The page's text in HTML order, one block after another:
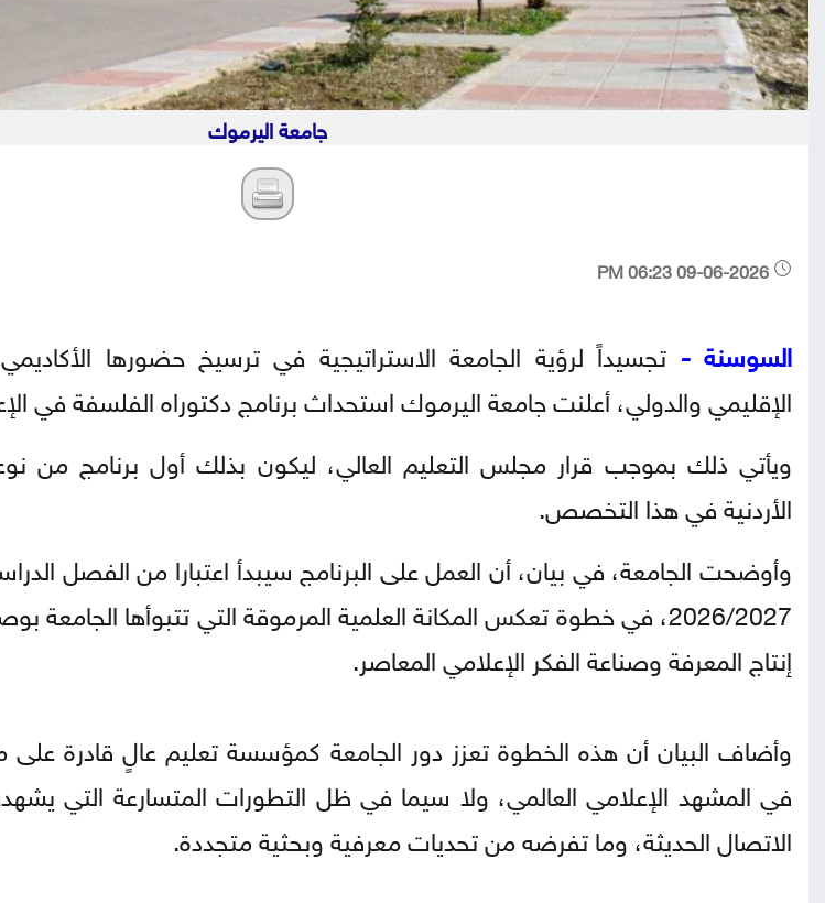
جامعة اليرموك
السوسنة - تجسيداً لرؤية الجامعة الاستراتيجية في ترسيخ حضورها
الإقليمي والدولي، أعلنت جامعة اليرموك استحداث برنامج دكتوراه الفلسفة في
ويأتي ذلك بموجب قرار مجلس التعليم العالي، ليكون بذلك أول برنامج من
الأردنية في هذا التخصص.
وأوضحت الجامعة، في بيان، أن العمل على البرنامج سيبدأ اعتبارا من الفصل
2026/2027، في خطوة تعكس المكانة العلمية المرموقة التي تتبوأها الجامعة
إنتاج المعرفة وصناعة الفكر الإعلامي المعاصر.
وأضاف البيان أن هذه الخطوة تعزز دور الجامعة كمؤسسة تعليم عالٍ قادرة على
في المشهد الإعلامي العالمي، ولا سيما في ظل التطورات المتسارعة التي
الاتصال الحديثة، وما تفرضه من تحديات معرفية وبحثية متجددة.